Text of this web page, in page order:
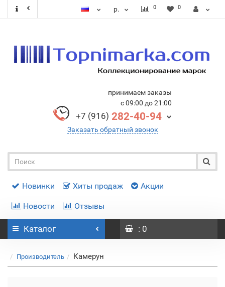
р. 0 0
принимаем заказы
с 09:00 до 21:00
+7 (916) 282-40-94
Заказать обратный звонок
Новинки Хиты продаж Акции
Новости Отзывы
Каталог : 0
Производитель Камерун